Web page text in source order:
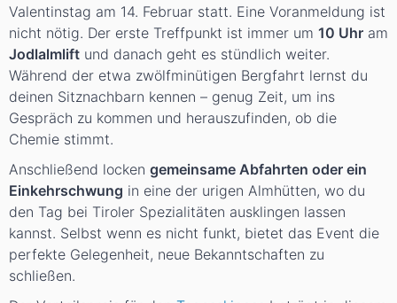
Valentinstag am 14. Februar statt. Eine Voranmeldung ist
nicht nötig. Der erste Treffpunkt ist immer um 10 Uhr am
Jodlalmlift und danach geht es stündlich weiter.
Während der etwa zwölfminütigen Bergfahrt lernst du
deinen Sitznachbarn kennen – genug Zeit, um ins
Gespräch zu kommen und herauszufinden, ob die
Chemie stimmt.
Anschließend locken gemeinsame Abfahrten oder ein
Einkehrschwung in eine der urigen Almhütten, wo du
den Tag bei Tiroler Spezialitäten ausklingen lassen
kannst. Selbst wenn es nicht funkt, bietet das Event die
perfekte Gelegenheit, neue Bekanntschaften zu
schließen.